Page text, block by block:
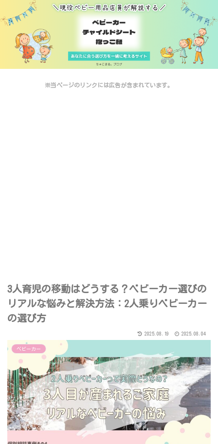
※当ページのリンクには広告が含まれています。
3人育児の移動はどうする？ベビーカー選びの
リアルな悩みと解決方法：2人乗りベビーカー
の選び方
2025.08.19 2025.08.04
ベビーカー